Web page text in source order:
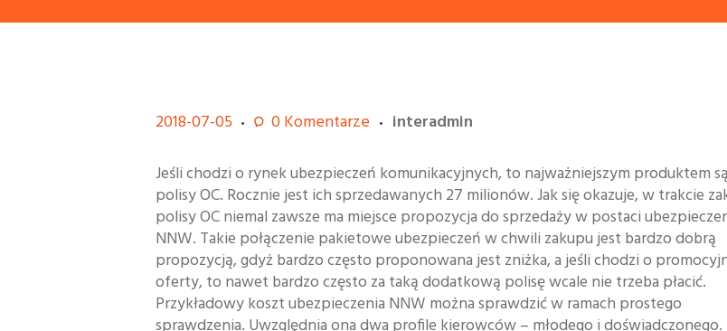
2018-07-05 0Komentarze
interadmin
Jeśli chodzi o rynek ubezpieczeń komunikacyjnych, to najważniejszym produktem są
polisy OC. Rocznie jest ich sprzedawanych 27 milionów. Jak się okazuje, w trakcie
polisy OC niemal zawsze ma miejsce propozycja do sprzedaży w postaci
NNW. Takie połączenie pakietowe ubezpieczeń w chwili zakupu jest bardzo dobrą
propozycją, gdyż bardzo często proponowana jest zniżka, a jeśli chodzi o
oferty, to nawet bardzo często za taką dodatkową polisę wcale nie trzeba płacić.
Przykładowy koszt ubezpieczenia NNW można sprawdzić w ramach prostego
sprawdzenia. Uwzględnia ona dwa profile kierowców – młodego i doświadczonego.